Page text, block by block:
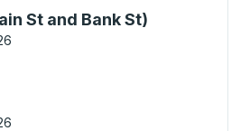
St and Bank St)
les touches fléchées ou la